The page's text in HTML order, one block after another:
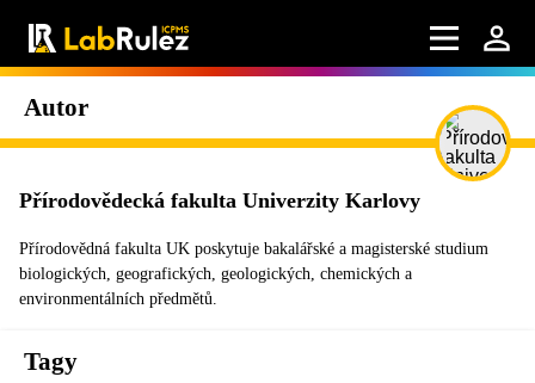
Autor
Přírodovědecká fakulta Univerzity Karlovy
Přírodovědná fakulta UK poskytuje bakalářské a magisterské studium
biologických, geografických, geologických, chemických a
environmentálních předmětů.
Tagy